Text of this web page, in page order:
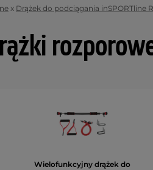
x Drążek do podciągania inSPORTline
Wielofunkcyjny drążek do